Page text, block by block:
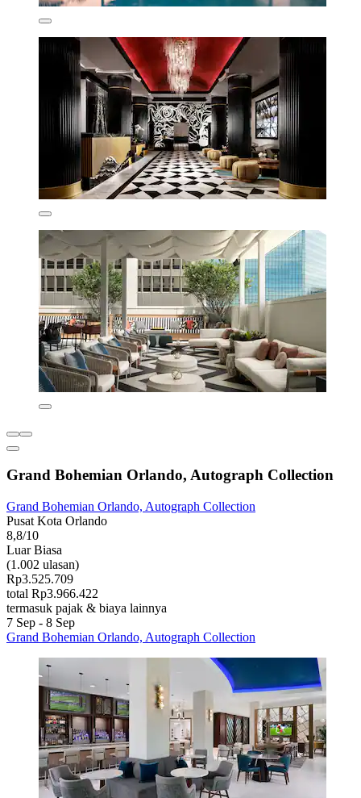
Grand Bohemian Orlando, Autograph Collection
Grand Bohemian Orlando, Autograph Collection
Pusat Kota Orlando
8,8/10
Luar Biasa
(1.002 ulasan)
Rp3.525.709
total Rp3.966.422
termasuk pajak & biaya lainnya
7 Sep - 8 Sep
Grand Bohemian Orlando, Autograph Collection